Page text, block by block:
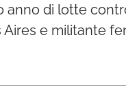
di lotte
e militante